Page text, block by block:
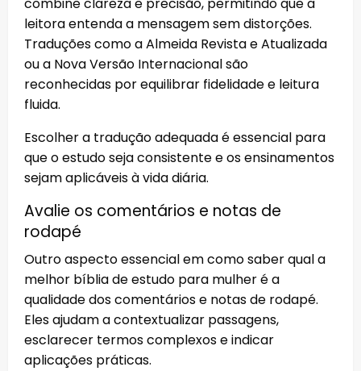
combine clareza e precisão, permitindo que a
leitora entenda a mensagem sem distorções.
Traduções como a Almeida Revista e Atualizada
ou a Nova Versão Internacional são
reconhecidas por equilibrar fidelidade e leitura
fluida.
Escolher a tradução adequada é essencial para
que o estudo seja consistente e os ensinamentos
sejam aplicáveis à vida diária.
Avalie os comentários e notas de
rodapé
Outro aspecto essencial em como saber qual a
melhor bíblia de estudo para mulher é a
qualidade dos comentários e notas de rodapé.
Eles ajudam a contextualizar passagens,
esclarecer termos complexos e indicar
aplicações práticas.